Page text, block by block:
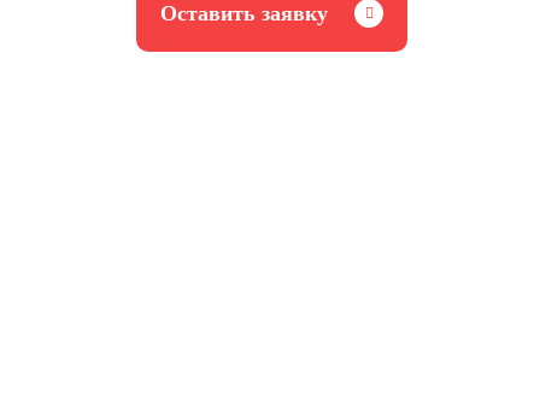
Оставить заявку